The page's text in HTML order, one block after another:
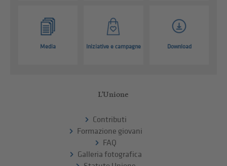
Media Iniziative e campagne Download
L'Unione
Contributi
Formazione giovani
FAQ
Galleria fotografica